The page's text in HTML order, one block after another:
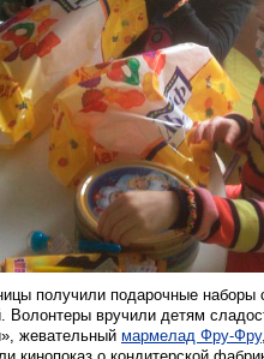
получили подарочные наборы
Волонтеры вручили детям
жевательный мармелад Фру-Фру